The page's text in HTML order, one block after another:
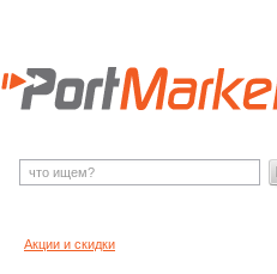
Акции и скидки